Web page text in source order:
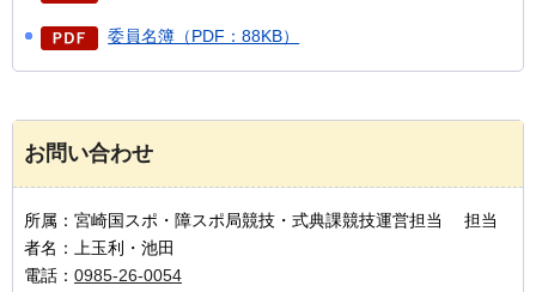
委員名簿（PDF：88KB）
お問い合わせ
所属：宮崎国スポ・障スポ局競技・式典課競技運営担当 担当
者名：上玉利・池田
電話： 0985-26-0054